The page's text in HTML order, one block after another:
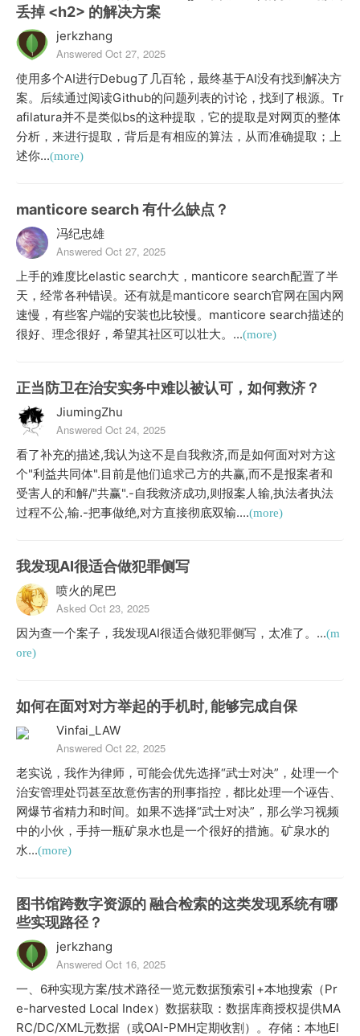
丢掉 <h2> 的解决方案
jerkzhang
Answered Oct 27, 2025
使用多个AI进行Debug了几百轮，最终基于AI没有找到解决方
案。后续通过阅读Github的问题列表的讨论，找到了根源。Tr
afilatura并不是类似bs的这种提取，它的提取是对网页的整体
分析，来进行提取，背后是有相应的算法，从而准确提取；上
述你...(more)
manticore search 有什么缺点？
冯纪忠雄
Answered Oct 27, 2025
上手的难度比elastic search大，manticore search配置了半
天，经常各种错误。还有就是manticore search官网在国内网
速慢，有些客户端的安装也比较慢。manticore search描述的
很好、理念很好，希望其社区可以壮大。...(more)
正当防卫在治安实务中难以被认可，如何救济？
JiumingZhu
Answered Oct 24, 2025
看了补充的描述,我认为这不是自我救济,而是如何面对对方这
个"利益共同体".目前是他们追求己方的共赢,而不是报案者和
受害人的和解/"共赢".-自我救济成功,则报案人输,执法者执法
过程不公,输.-把事做绝,对方直接彻底双输....(more)
我发现AI很适合做犯罪侧写
喷火的尾巴
Asked Oct 23, 2025
因为查一个案子，我发现AI很适合做犯罪侧写，太准了。...(m
ore)
如何在面对对方举起的手机时, 能够完成自保
Vinfai_LAW
Answered Oct 22, 2025
老实说，我作为律师，可能会优先选择“武士对决”，处理一个
治安管理处罚甚至故意伤害的刑事指控，都比处理一个诬告、
网爆节省精力和时间。如果不选择“武士对决”，那么学习视频
中的小伙，手持一瓶矿泉水也是一个很好的措施。矿泉水的
水...(more)
图书馆跨数字资源的 融合检索的这类发现系统有哪
些实现路径？
jerkzhang
Answered Oct 16, 2025
一、6种实现方案/技术路径一览元数据预索引+本地搜索（Pr
e-harvested Local Index）数据获取：数据库商授权提供MA
RC/DC/XML元数据（或OAI-PMH定期收割）。存储：本地El